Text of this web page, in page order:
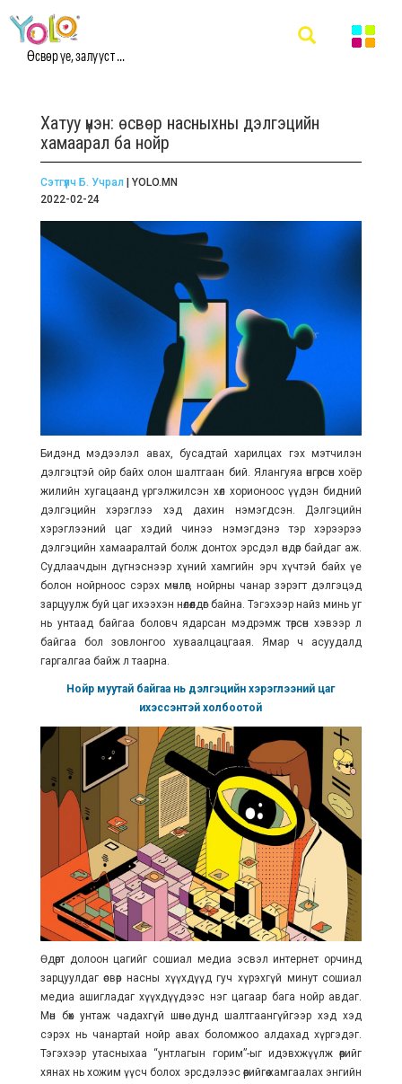
Өсвөр үе, залууст ...
Хатуу үнэн: өсвөр насныхны дэлгэцийн
хамаарал ба нойр
Сэтгүүлч Б. Учрал | YOLO.MN
2022-02-24
Бидэнд мэдээлэл авах, бусадтай харилцах гэх мэтчилэн
дэлгэцтэй ойр байх олон шалтгаан бий. Ялангуяа өнгөрсөн хоёр
жилийн хугацаанд үргэлжилсэн хөл хорионоос үүдэн бидний
дэлгэцийн хэрэглээ хэд дахин нэмэгдсэн. Дэлгэцийн
хэрэглээний цаг хэдий чинээ нэмэгдэнэ тэр хэрээрээ
дэлгэцийн хамааралтай болж донтох эрсдэл өндөр байдаг аж.
Судлаачдын дүгнэснээр хүний хамгийн эрч хүчтэй байх үе
болон нойрноос сэрэх мөчлөг, нойрны чанар зэрэгт дэлгэцэд
зарцуулж буй цаг ихээхэн нөлөөлдөг байна. Тэгэхээр найз минь уг
нь унтаад байгаа боловч ядарсан мэдрэмж төрсөн хэвээр л
байгаа бол зовлонгоо хуваалцацгаая. Ямар ч асуудалд
гаргалгаа байж л таарна.
Нойр муутай байгаа нь дэлгэцийн хэрэглээний цаг
ихэссэнтэй холбоотой
Өдөрт долоон цагийг сошиал медиа эсвэл интернет орчинд
зарцуулдаг өсвөр насны хүүхдүүд гуч хүрэхгүй минут сошиал
медиа ашигладаг хүүхдүүдээс нэг цагаар бага нойр авдаг.
Мөн бөх унтаж чадахгүй шөнө дунд шалтгаангүйгээр хэд хэд
сэрэх нь чанартай нойр авах боломжоо алдахад хүргэдэг.
Тэгэхээр утасныхаа “унтлагын горим”-ыг идэвхжүүлж өөрийгөө
хянах нь хожим үүсч болох эрсдэлээс өөрийгөө хамгаалах энгийн